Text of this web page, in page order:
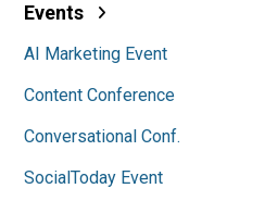
Events
AI Marketing Event
Content Conference
Conversational Conf.
SocialToday Event